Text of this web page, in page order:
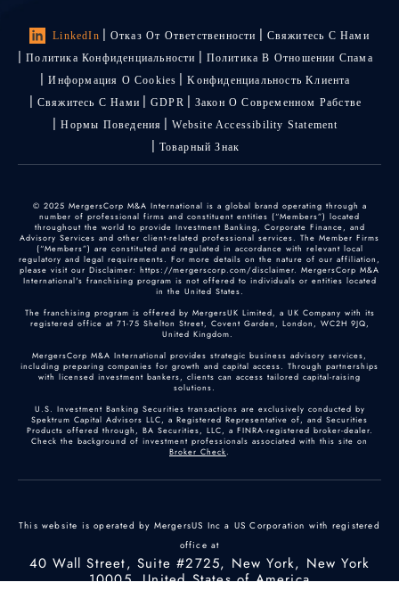
LinkedIn Отказ От Ответственности
Свяжитесь С Нами
Политика Конфиденциальности
Политика В Отношении Спама
Информация О Cookies
Kонфиденциальность Kлиента
Свяжитесь С Нами
GDPR
Закон О Современном Рабстве
Нормы Поведения
Website Accessibility Statement
Товарный Знак
© 2025 MergersCorp M&A International is a global brand operating through a
number of professional firms and constituent entities (“Members”) located
throughout the world to provide Investment Banking, Corporate Finance, and
Advisory Services and other client-related professional services. The Member Firms
(“Members”) are constituted and regulated in accordance with relevant local
regulatory and legal requirements. For more details on the nature of our affiliation,
please visit our Disclaimer: https://mergerscorp.com/disclaimer. MergersCorp M&A
International's franchising program is not offered to individuals or entities located
in the United States.
The franchising program is offered by MergersUK Limited, a UK Company with its
registered office at 71-75 Shelton Street, Covent Garden, London, WC2H 9JQ,
United Kingdom.
MergersCorp M&A International provides strategic business advisory services,
including preparing companies for growth and capital access. Through partnerships
with licensed investment bankers, clients can access tailored capital-raising
solutions.
U.S. Investment Banking Securities transactions are exclusively conducted by
Spektrum Capital Advisors LLC, a Registered Representative of, and Securities
Products offered through, BA Securities, LLC, a FINRA-registered broker-dealer.
Check the background of investment professionals associated with this site on
Broker Check.
This website is operated by MergersUS Inc a US Corporation with registered
office at
40 Wall Street, Suite #2725, New York, New York
10005, United States of America